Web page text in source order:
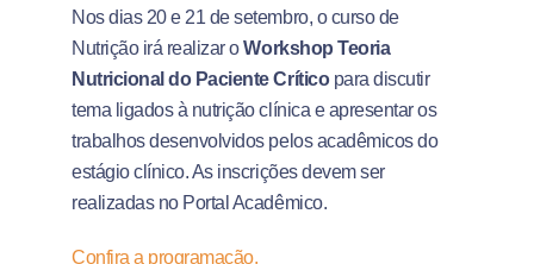
Nos dias 20 e 21 de setembro, o curso de
Nutrição irá realizar oWorkshop Teoria
Nutricional do Paciente Críticopara discutir
tema ligados à nutrição clínica e apresentar os
trabalhos desenvolvidos pelos acadêmicos do
estágio clínico. As inscrições devem ser
realizadas no Portal Acadêmico.
Confira a programação.